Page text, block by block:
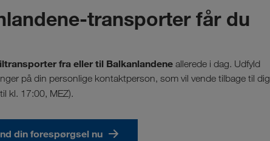
transporter får du
fra eller til Balkanlandene allerede i dag. Udfyld
på din personlige kontaktperson, som vil vende tilbage til dig
kl. 17:00, MEZ).
din forespørgsel nu